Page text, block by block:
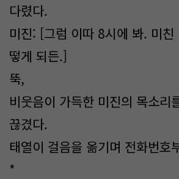
다렸다.
미진: [그럼 이따 8시에 봐. 미친
떻게 되든.]
뚝,
비웃음이 가득한 미진의 목소리
끊겼다.
태열이 걸음을 옮기며 전화번호
*